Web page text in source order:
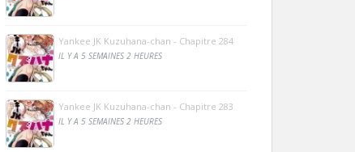
Yankee JK Kuzuhana-chan - Chapitre 284
IL Y A 5 SEMAINES 2 HEURES
Yankee JK Kuzuhana-chan - Chapitre 283
IL Y A 5 SEMAINES 2 HEURES